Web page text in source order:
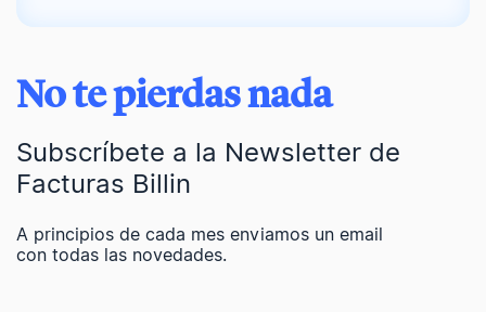
No te pierdas nada
Subscríbete a la Newsletter de
Facturas Billin
A principios de cada mes enviamos un email
con todas las novedades.